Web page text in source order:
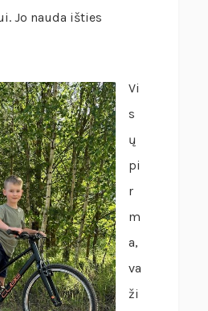
Jo nauda išties
Vi
s
ų
pi
r
m
a,
va
ži